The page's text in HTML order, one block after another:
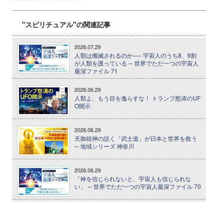
"スピリチュアル"の関連記事
2026.07.29
人類は殲滅されるのか── 宇宙人のうち8、9割
が人類を護っている ─ 世界でただ一つの宇宙人
最深ファイル 71
2026.06.29
人類よ、もう目を逸らすな！ トランプ怒涛のUF
O開示
2026.06.29
天御祖神の説く「武士道」が日本と世界を救う
─ 地域シリーズ 神奈川
2026.06.29
「神を信じられないと、宇宙人も信じられな
い」 ─ 世界でただ一つの宇宙人最深ファイル 70